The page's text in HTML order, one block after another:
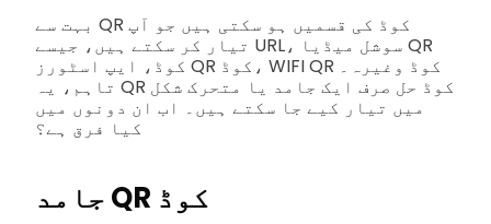
بہت سے QR کوڈ کی قسمیں ہو سکتی ہیں جو آپ
تیار کر سکتے ہیں، جیسے URL، سوشل میڈیا QR
کوڈ، ایپ اسٹورز QR کوڈ، WIFI QR کوڈ وغیرہ۔
تاہم، یہ QR کوڈ حل صرف ایک جامد یا متحرک شکل
میں تیار کیے جا سکتے ہیں۔ اب ان دونوں میں
کیا فرق ہے؟
جامد QR کوڈ